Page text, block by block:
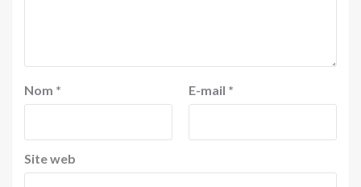
Nom * E-mail *
Site web